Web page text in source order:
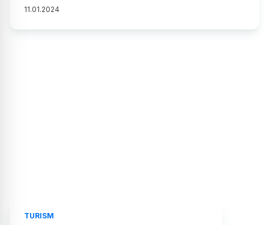
11.01.2024
TURISM